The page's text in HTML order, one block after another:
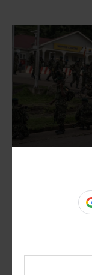
הייצוב
לאומי עדיין לא
הפלסטינית